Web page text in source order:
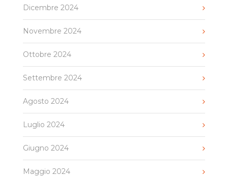
Dicembre 2024
Novembre 2024
Ottobre 2024
Settembre 2024
Agosto 2024
Luglio 2024
Giugno 2024
Maggio 2024